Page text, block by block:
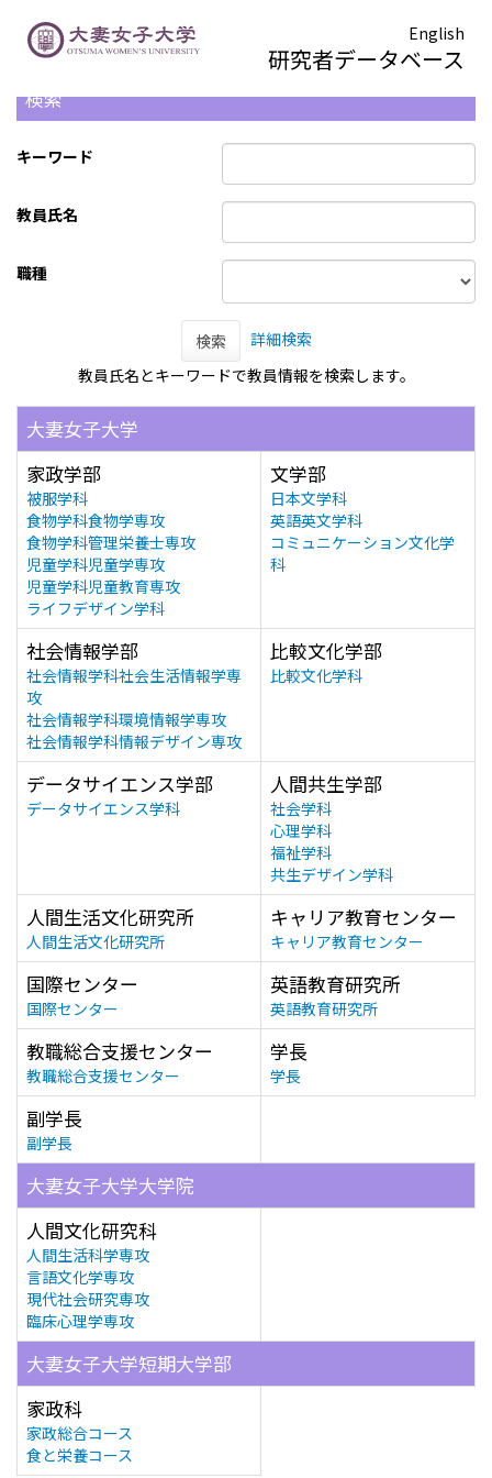
English
研究者データベース
検索
キーワード
教員氏名
職種
検索
詳細検索
教員氏名とキーワードで教員情報を検索します。
大妻女子大学
家政学部
被服学科
食物学科食物学専攻
食物学科管理栄養士専攻
児童学科児童学専攻
児童学科児童教育専攻
ライフデザイン学科
文学部
日本文学科
英語英文学科
コミュニケーション文化学
科
社会情報学部
社会情報学科社会生活情報学専
攻
社会情報学科環境情報学専攻
社会情報学科情報デザイン専攻
比較文化学部
比較文化学科
データサイエンス学部
データサイエンス学科
人間共生学部
社会学科
心理学科
福祉学科
共生デザイン学科
人間生活文化研究所
人間生活文化研究所
キャリア教育センター
キャリア教育センター
国際センター
国際センター
英語教育研究所
英語教育研究所
教職総合支援センター
教職総合支援センター
学長
学長
副学長
副学長
大妻女子大学大学院
人間文化研究科
人間生活科学専攻
言語文化学専攻
現代社会研究専攻
臨床心理学専攻
大妻女子大学短期大学部
家政科
家政総合コース
食と栄養コース